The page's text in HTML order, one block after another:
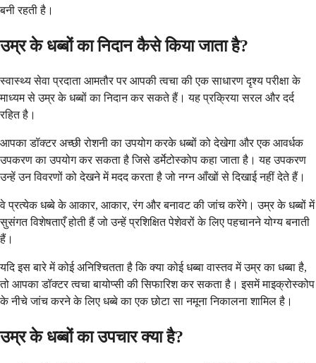
बनी रहती है।
उम्र के धब्बों का निदान कैसे किया जाता है?
स्वास्थ्य सेवा प्रदाता आमतौर पर आपकी त्वचा की एक साधारण दृश्य परीक्षा के
माध्यम से उम्र के धब्बों का निदान कर सकते हैं। यह प्रक्रिया सरल और दर्द
रहित है।
आपका डॉक्टर अच्छी रोशनी का उपयोग करके धब्बों को देखेगा और एक आवर्धक
उपकरण का उपयोग कर सकता है जिसे डर्मेटोस्कोप कहा जाता है। यह उपकरण
उन्हें उन विवरणों को देखने में मदद करता है जो नग्न आँखों से दिखाई नहीं देते हैं।
वे प्रत्येक धब्बे के आकार, आकार, रंग और बनावट की जांच करेंगे। उम्र के धब्बों में
सुसंगत विशेषताएँ होती हैं जो उन्हें प्रशिक्षित पेशेवरों के लिए पहचानने योग्य बनाती
हैं।
यदि इस बारे में कोई अनिश्चितता है कि क्या कोई धब्बा वास्तव में उम्र का धब्बा है,
तो आपका डॉक्टर त्वचा बायोप्सी की सिफारिश कर सकता है। इसमें माइक्रोस्कोप
के नीचे जांच करने के लिए धब्बे का एक छोटा सा नमूना निकालना शामिल है।
उम्र के धब्बों का उपचार क्या है?